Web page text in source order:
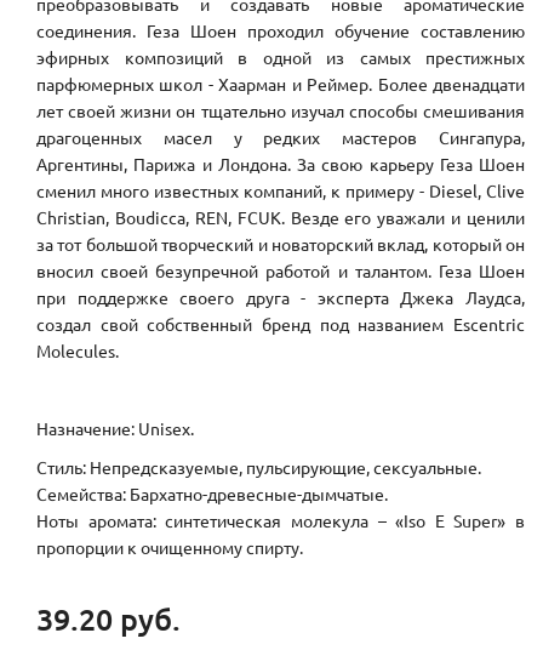
соединения. Геза Шоен проходил обучение составлению
эфирных композиций в одной из самых престижных
парфюмерных школ - Хаарман и Реймер. Более двенадцати
лет своей жизни он тщательно изучал способы смешивания
драгоценных масел у редких мастеров Сингапура,
Аргентины, Парижа и Лондона. За свою карьеру Геза Шоен
сменил много известных компаний, к примеру - Diesel, Clive
Christian, Boudicca, REN, FCUK. Везде его уважали и ценили
за тот большой творческий и новаторский вклад, который он
вносил своей безупречной работой и талантом. Геза Шоен
при поддержке своего друга - эксперта Джека Лаудса,
создал свой собственный бренд под названием Escentric
Molecules.
Назначение: Unisex.
Стиль: Непредсказуемые, пульсирующие, сексуальные.
Семейства: Бархатно-древесные-дымчатые.
Ноты аромата: синтетическая молекула – «Iso E Super» в
пропорции к очищенному спирту.
39.20 руб.